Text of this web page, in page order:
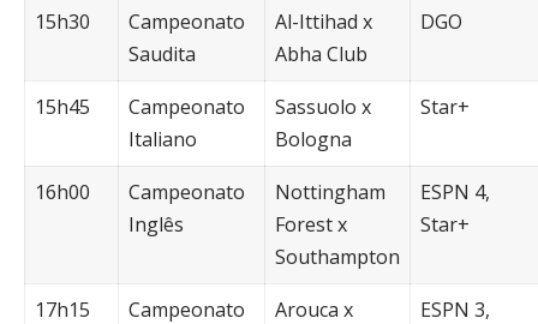
15h30
Campeonato
Saudita
Al-Ittihad x
Abha Club
DGO
15h45
Campeonato
Italiano
Sassuolo x
Bologna
Star+
16h00
Campeonato
Inglês
Nottingham
Forest x
Southampton
ESPN 4,
Star+
17h15
Campeonato
Arouca x
ESPN 3,